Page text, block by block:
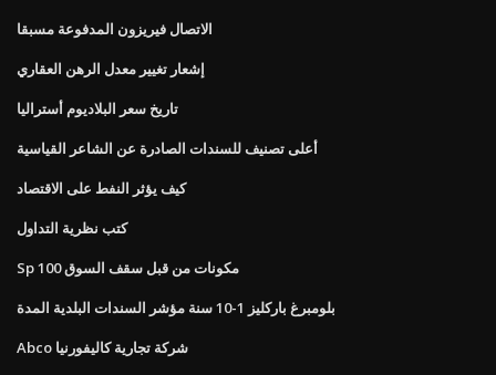
الاتصال فيريزون المدفوعة مسبقا
إشعار تغيير معدل الرهن العقاري
تاريخ سعر البلاديوم أستراليا
أعلى تصنيف للسندات الصادرة عن الشاعر القياسية
كيف يؤثر النفط على الاقتصاد
كتب نظرية التداول
Sp 100 مكونات من قبل سقف السوق
بلومبرغ باركليز 1-10 سنة مؤشر السندات البلدية المدة
Abco شركة تجارية كاليفورنيا